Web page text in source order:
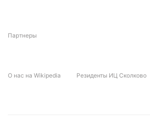
Партнеры
О нас на Wikipedia Резиденты ИЦ Сколково